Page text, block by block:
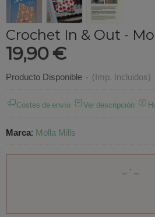
Crochet In & Out -
19,90 €
Producto Disponible - (Imp. Incluidos)
Costes de envío Ver descripción
Marca: Molla Mills